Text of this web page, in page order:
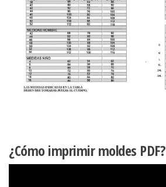
¿Cómo imprimir moldes PDF?